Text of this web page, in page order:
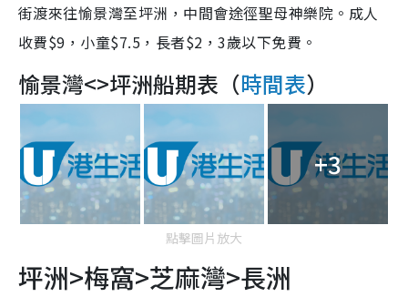
街渡來往愉景灣至坪洲，中間會途徑聖母神樂院。成人
收費$9，小童$7.5，長者$2，3歲以下免費。
愉景灣<>坪洲船期表（時間表）
+3
點擊圖片放大
坪洲>梅窩>芝麻灣>長洲